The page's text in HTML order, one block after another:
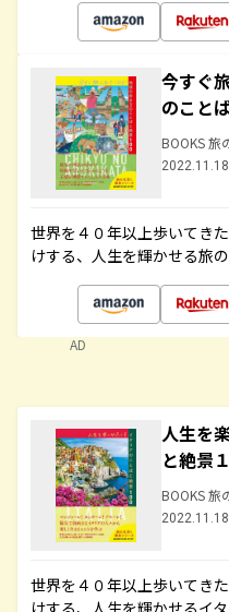
今すぐ
のこと
BOOKS 旅
世界を４０年以上歩いてき
けする、人生を輝かせる旅
AD
人生を
と絶景
BOOKS 旅
世界を４０年以上歩いてき
けする、人生を輝かせるイ